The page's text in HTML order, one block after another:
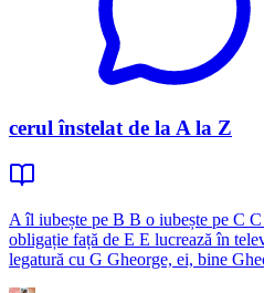
cerul înstelat de la A la Z
A îl iubește pe B B o iubește pe C
obligație față de E E lucrează în
legatură cu G Gheorge, ei, bine